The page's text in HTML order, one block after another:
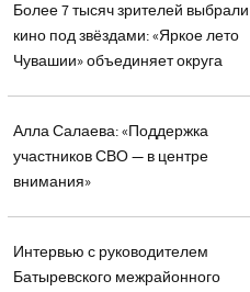
Более 7 тысяч зрителей выбрали
кино под звёздами: «Яркое лето
Чувашии» объединяет округа
Алла Салаева: «Поддержка
участников СВО — в центре
внимания»
Интервью с руководителем
Батыревского межрайонного